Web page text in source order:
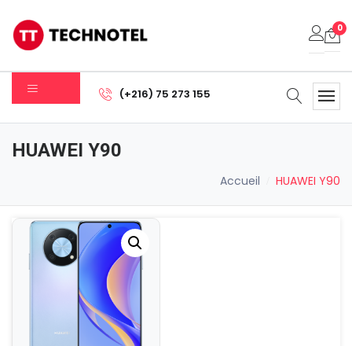
0
Votre panier est vide.
Sous-total: 0.000DT
(+216) 75 273 155
HUAWEI Y90
Accueil HUAWEI Y90